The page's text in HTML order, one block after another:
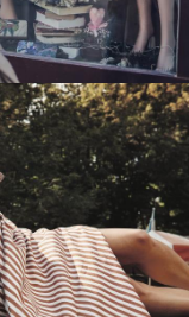
для сети
Project